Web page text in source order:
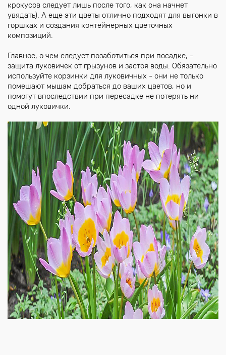
крокусов следует лишь после того, как она начнет
увядать). А еще эти цветы отлично подходят для выгонки в
горшках и создания контейнерных цветочных
композиций.
Главное, о чем следует позаботиться при посадке, -
защита луковичек от грызунов и застоя воды. Обязательно
используйте корзинки для луковичных - они не только
помешают мышам добраться до ваших цветов, но и
помогут впоследствии при пересадке не потерять ни
одной луковички.